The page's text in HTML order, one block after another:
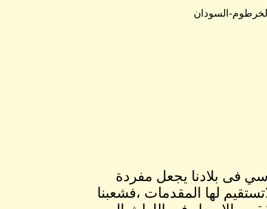
السودان
فى بلادنا يجعل مفردة
لها المقدمات ،فشعبنا